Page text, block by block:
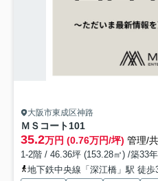
大阪市東成区神路
ＭＳコート101
35.2万円 (0.76万円/坪) 管理/
1-2階 / 46.36坪 (153.28㎡) /築33年
地下鉄中央線「深江橋」駅 徒歩